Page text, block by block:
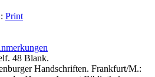
Print
48 Blank.
Handschriften. Frankfurt/M.: